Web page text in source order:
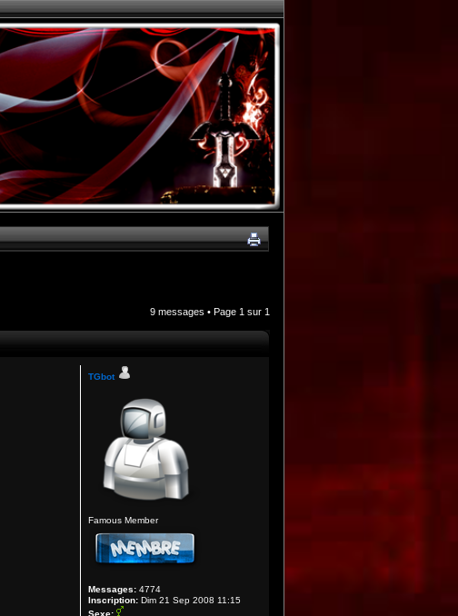
9 messages • Page 1 sur 1
TGbot
Famous Member
Messages: 4774
Inscription: Dim 21 Sep 2008 11:15
Sexe: